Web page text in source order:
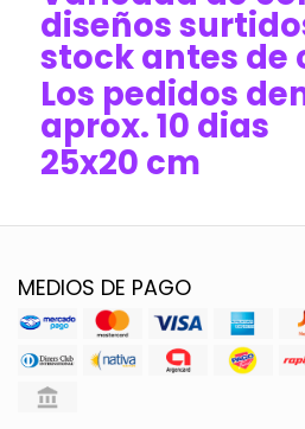
diseños
stock antes
Los pedidos
aprox. 10 dias
25x20 cm
MEDIOS DE PAGO